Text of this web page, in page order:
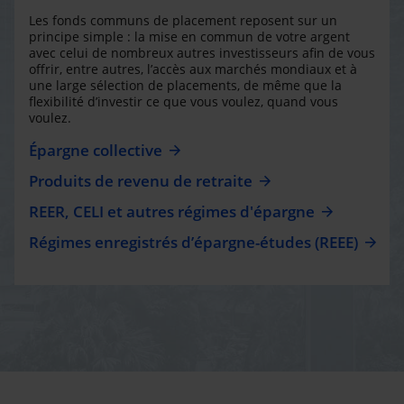
Les fonds communs de placement reposent sur un
principe simple : la mise en commun de votre argent
avec celui de nombreux autres investisseurs afin de vous
offrir, entre autres, l’accès aux marchés mondiaux et à
une large sélection de placements, de même que la
flexibilité d’investir ce que vous voulez, quand vous
voulez.
Épargne collective
Produits de revenu de retraite
REER, CELI et autres régimes d'épargne
Régimes enregistrés d’épargne-études (REEE)